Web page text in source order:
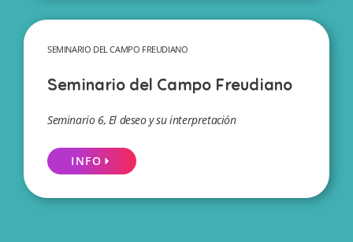
SEMINARIO DEL CAMPO FREUDIANO
Seminario del Campo Freudiano
Seminario 6, El deseo y su interpretación
INFO